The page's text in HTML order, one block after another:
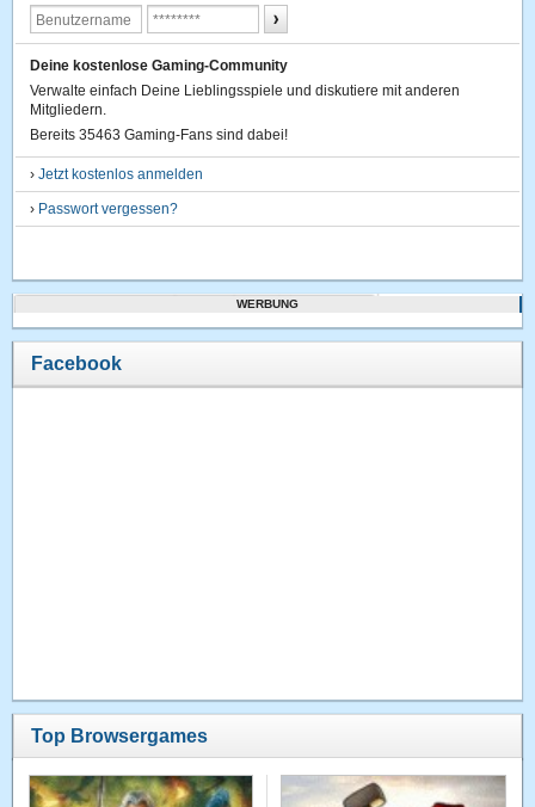
Deine kostenlose Gaming-Community
Verwalte einfach Deine Lieblingsspiele und diskutiere mit anderen
Mitgliedern.
Bereits 35463 Gaming-Fans sind dabei!
›Jetzt kostenlos anmelden
› Passwort vergessen?
WERBUNG
Facebook
Top Browsergames